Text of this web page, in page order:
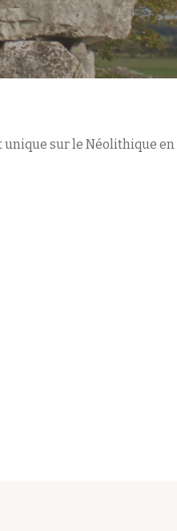
unique sur le Néolithique en